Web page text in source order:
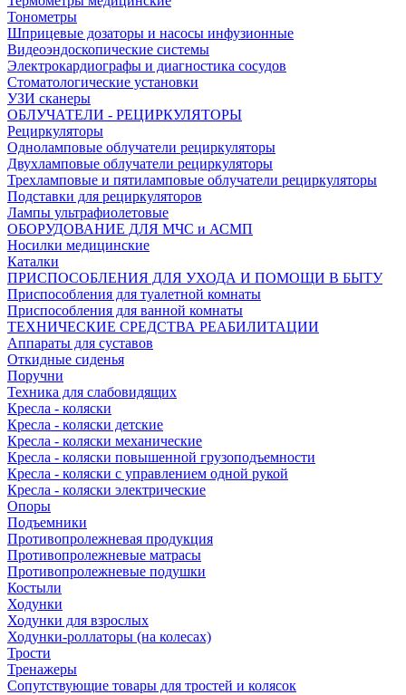
Тонометры
Шприцевые дозаторы и насосы инфузионные
Видеоэндоскопические системы
Электрокардиографы и диагностика сосудов
Стоматологические установки
УЗИ сканеры
ОБЛУЧАТЕЛИ - РЕЦИРКУЛЯТОРЫ
Рециркуляторы
Одноламповые облучатели рециркуляторы
Двухламповые облучатели рециркуляторы
Трехламповые и пятиламповые облучатели рециркуляторы
Подставки для рециркуляторов
Лампы ультрафиолетовые
ОБОРУДОВАНИЕ ДЛЯ МЧС и АСМП
Носилки медицинские
Каталки
ПРИСПОСОБЛЕНИЯ ДЛЯ УХОДА И ПОМОЩИ В БЫТУ
Приспособления для туалетной комнаты
Приспособления для ванной комнаты
ТЕХНИЧЕСКИЕ СРЕДСТВА РЕАБИЛИТАЦИИ
Аппараты для суставов
Откидные сиденья
Поручни
Техника для слабовидящих
Кресла - коляски
Кресла - коляски детские
Кресла - коляски механические
Кресла - коляски повышенной грузоподъемности
Кресла - коляски с управлением одной рукой
Кресла - коляски электрические
Опоры
Подъемники
Противопролежневая продукция
Противопролежневые матрасы
Противопролежневые подушки
Костыли
Ходунки
Ходунки для взрослых
Ходунки-роллаторы (на колесах)
Трости
Тренажеры
Сопутствующие товары для тростей и колясок